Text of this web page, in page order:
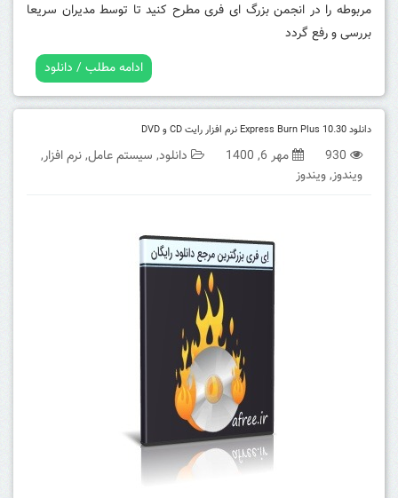
مربوطه را در انجمن بزرگ ای فری مطرح کنید تا توسط مدیران سریعا
بررسی و رفع گردد
ادامه مطلب / دانلود
دانلود Express Burn Plus 10.30 نرم افزار رایت CD و DVD
930 مهر 6, 1400 دانلود, سیستم عامل,نرم افزار,
ویندوز,ویندوز